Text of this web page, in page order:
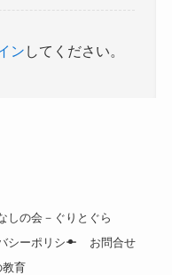
ン してください。
しの会－ぐりとぐら
シーポリシー
お問合せ
育